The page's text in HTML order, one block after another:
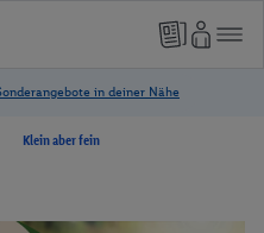
Klein aber fein